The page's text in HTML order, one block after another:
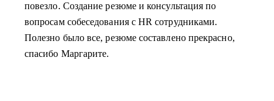
повезло. Создание резюме и консультация по
вопросам собеседования с HR сотрудниками.
Полезно было все, резюме составлено прекрасно,
спасибо Маргарите.